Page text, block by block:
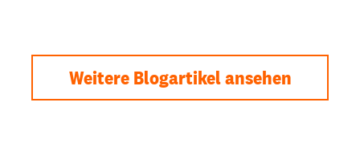
Weitere Blogartikel ansehen